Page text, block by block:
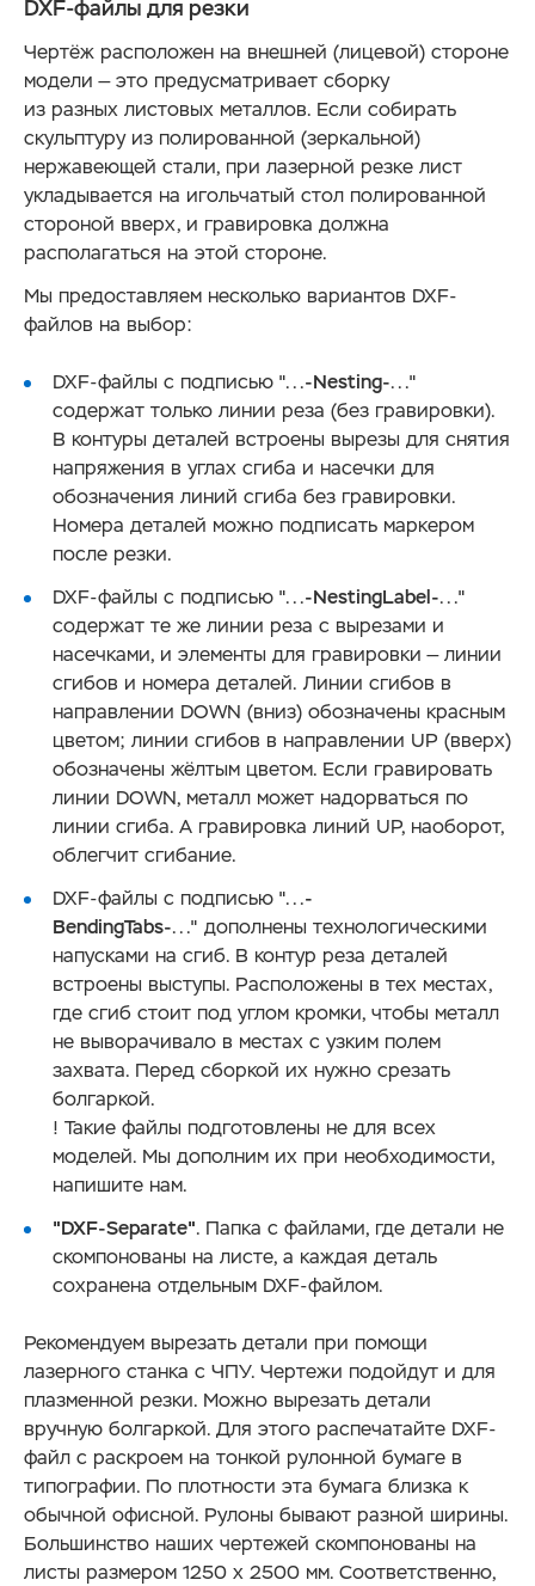
DXF-файлы для резки
Чертёж расположен на внешней (лицевой) стороне
модели — это предусматривает сборку
из разных листовых металлов. Если собирать
скульптуру из полированной (зеркальной)
нержавеющей стали, при лазерной резке лист
укладывается на игольчатый стол полированной
стороной вверх, и гравировка должна
располагаться на этой стороне.
Мы предоставляем несколько вариантов DXF-
файлов на выбор:
DXF-файлы с подписью "...-Nesting-..."
содержат только линии реза (без гравировки).
В контуры деталей встроены вырезы для снятия
напряжения в углах сгиба и насечки для
обозначения линий сгиба без гравировки.
Номера деталей можно подписать маркером
после резки.
DXF-файлы с подписью "...-NestingLabel-..."
содержат те же линии реза с вырезами и
насечками, и элементы для гравировки — линии
сгибов и номера деталей. Линии сгибов в
направлении DOWN (вниз) обозначены красным
цветом; линии сгибов в направлении UP (вверх)
обозначены жёлтым цветом. Если гравировать
линии DOWN, металл может надорваться по
линии сгиба. А гравировка линий UP, наоборот,
облегчит сгибание.
DXF-файлы с подписью "...-
BendingTabs-..." дополнены технологическими
напусками на сгиб. В контур реза деталей
встроены выступы. Расположены в тех местах,
где сгиб стоит под углом кромки, чтобы металл
не выворачивало в местах с узким полем
захвата. Перед сборкой их нужно срезать
болгаркой.
! Такие файлы подготовлены не для всех
моделей. Мы дополним их при необходимости,
напишите нам.
"DXF-Separate". Папка с файлами, где детали не
скомпонованы на листе, а каждая деталь
сохранена отдельным DXF-файлом.
Рекомендуем вырезать детали при помощи
лазерного станка с ЧПУ. Чертежи подойдут и для
плазменной резки. Можно вырезать детали
вручную болгаркой. Для этого распечатайте DXF-
файл с раскроем на тонкой рулонной бумаге в
типографии. По плотности эта бумага близка к
обычной офисной. Рулоны бывают разной ширины.
Большинство наших чертежей скомпонованы на
листы размером 1250 х 2500 мм. Соответственно,